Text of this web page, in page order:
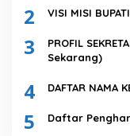
2 VISI MISI
3
PROFIL
Sekarang)
4 DAFTAR NAMA
5 Daftar